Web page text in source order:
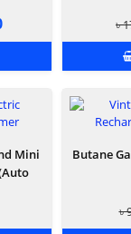
৳
Mini
Butane
৳